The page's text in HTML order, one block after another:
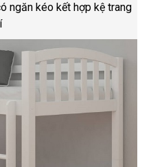
kéo kết hợp kệ trang